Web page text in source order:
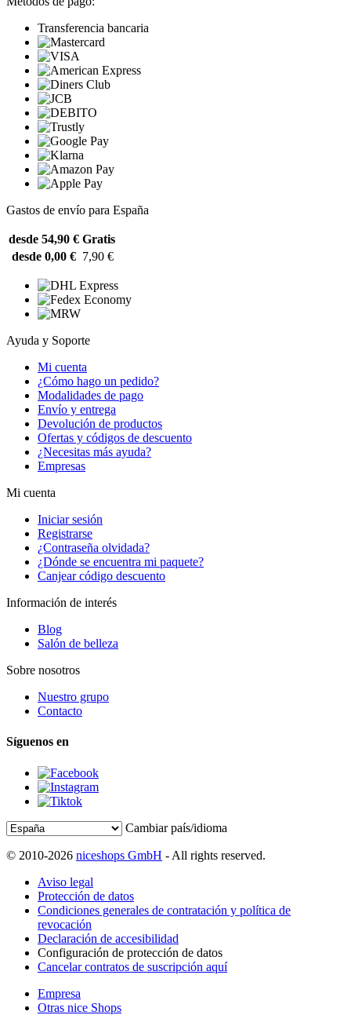
Transferencia bancaria
Gastos de envío para España
desde 54,90 € Gratis
desde 0,00 € 7,90 €
Ayuda y Soporte
Mi cuenta
¿Cómo hago un pedido?
Modalidades de pago
Envío y entrega
Devolución de productos
Ofertas y códigos de descuento
¿Necesitas más ayuda?
Empresas
Mi cuenta
Iniciar sesión
Registrarse
¿Contraseña olvidada?
¿Dónde se encuentra mi paquete?
Canjear código descuento
Información de interés
Blog
Salón de belleza
Sobre nosotros
Nuestro grupo
Contacto
Síguenos en
Cambiar país/idioma
© 2010-2026 niceshops GmbH - All rights reserved.
Aviso legal
Protección de datos
Condiciones generales de contratación y política de
revocación
Declaración de accesibilidad
Configuración de protección de datos
Cancelar contratos de suscripción aquí
Empresa
Otras nice Shops